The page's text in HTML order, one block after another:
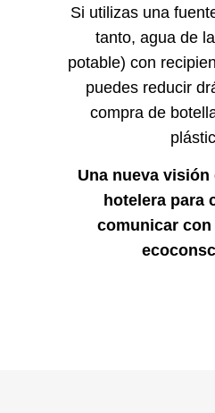
Si utilizas una
tanto, agua de
potable) con
puedes reducir
compra de
Una nueva
hotelera para
comunicar